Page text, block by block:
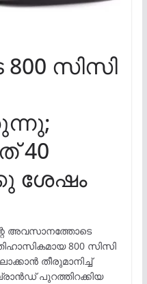
സിസി
40
ശേഷം
അവസാനത്തോടെ
800 സിസി
തീരുമാനിച്ച്
പുറത്തിറക്കിയ